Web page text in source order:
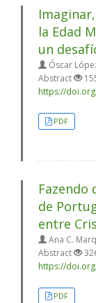
la Edad
un
Óscar
Abstract
https://
PDF
Fazendo
de
entre
Ana C.
Abstract
https://
PDF